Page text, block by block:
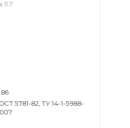
5781-82, ТУ 14-1-5988-